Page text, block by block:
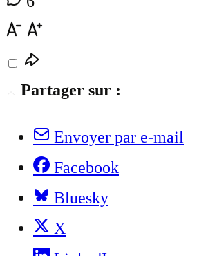
Partager sur :
Envoyer par e-mail
Facebook
Bluesky
X